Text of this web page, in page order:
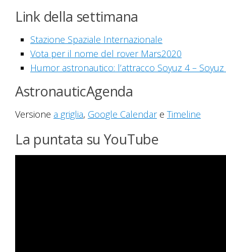
Link della settimana
Stazione Spaziale Internazionale
Vota per il nome del rover Mars2020
Humor astronautico: l’attracco Soyuz 4 –
AstronauticAgenda
Versione a griglia, Google Calendare Timeline
La puntata su YouTube